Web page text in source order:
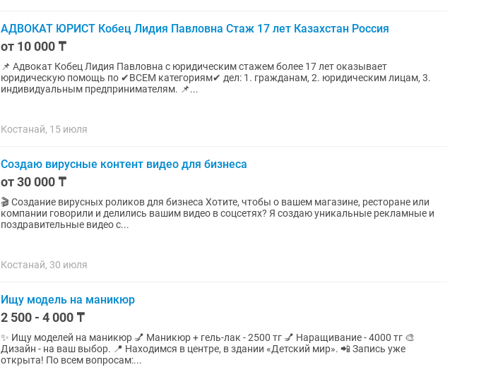
АДВОКАТ ЮРИСТ Кобец Лидия Павловна Стаж 17 лет Казахстан Россия
от 10 000 ₸
📌 Адвокат Кобец Лидия Павловна с юридическим стажем более 17 лет оказывает
юридическую помощь по ✔ВСЕМ категориям✔ дел: 1. гражданам, 2. юридическим лицам, 3.
индивидуальным предпринимателям. 📌...
Костанай, 15 июля
Создаю вирусные контент видео для бизнеса
от 30 000 ₸
🎬 Создание вирусных роликов для бизнеса Хотите, чтобы о вашем магазине, ресторане или
компании говорили и делились вашим видео в соцсетях? Я создаю уникальные рекламные и
поздравительные видео с...
Костанай, 30 июля
Ищу модель на маникюр
2 500 - 4 000 ₸
✨ Ищу моделей на маникюр 💅 Маникюр + гель-лак - 2500 тг 💅 Наращивание - 4000 тг 🎨
Дизайн - на ваш выбор. 📍 Находимся в центре, в здании «Детский мир». 📲 Запись уже
открыта! По всем вопросам:...